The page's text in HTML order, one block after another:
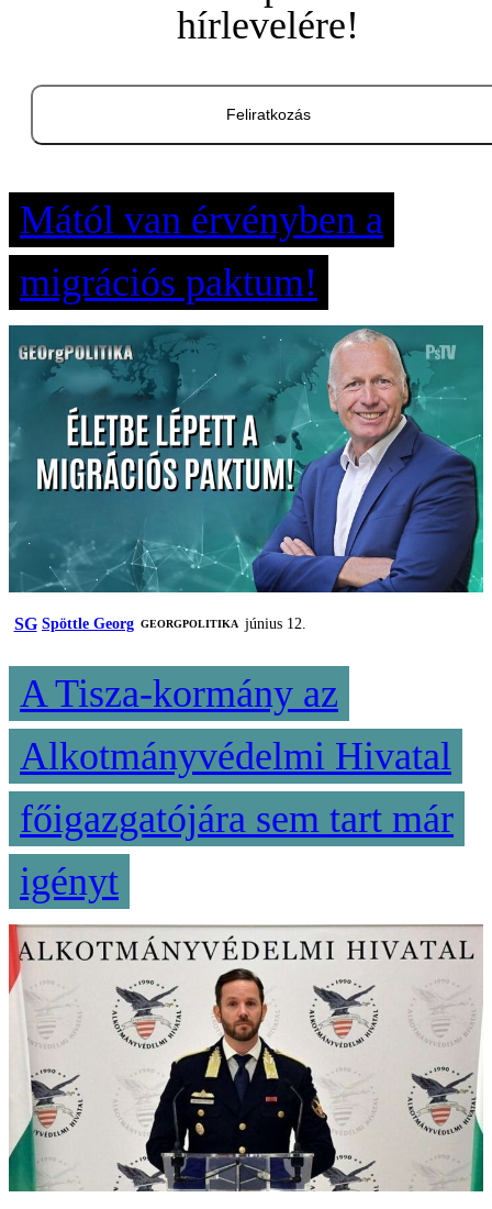
hírlevelére!
Feliratkozás
Mától van érvényben a
migrációs paktum!
SG Spöttle Georg ‎GEORGPOLITIKA június 12.
A Tisza-kormány az
Alkotmányvédelmi Hivatal
főigazgatójára sem tart már
igényt